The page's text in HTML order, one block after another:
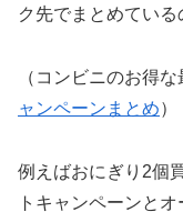
ク先でまとめている
（コンビニのお得
ャンペーンまとめ）
例えばおにぎり2個
トキャンペーンと